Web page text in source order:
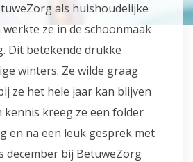
als huishoudelijke
ze in de schoonmaak
Dit betekende drukke
winters. Ze wilde graag
ze het hele jaar kan blijven
kennis kreeg ze een folder
en na een leuk gesprek met
december bij BetuweZorg